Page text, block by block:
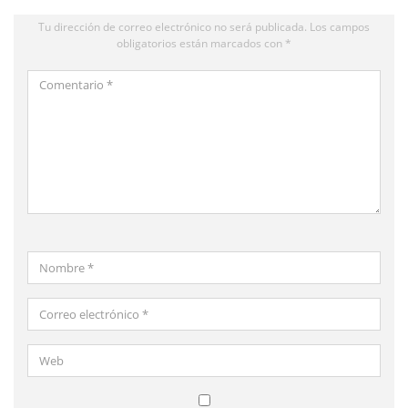
Tu dirección de correo electrónico no será publicada. Los campos
obligatorios están marcados con *
Comentario
Nombre
*
Correo
electrónico
*Web